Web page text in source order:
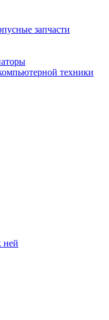
запчасти
техники
ней